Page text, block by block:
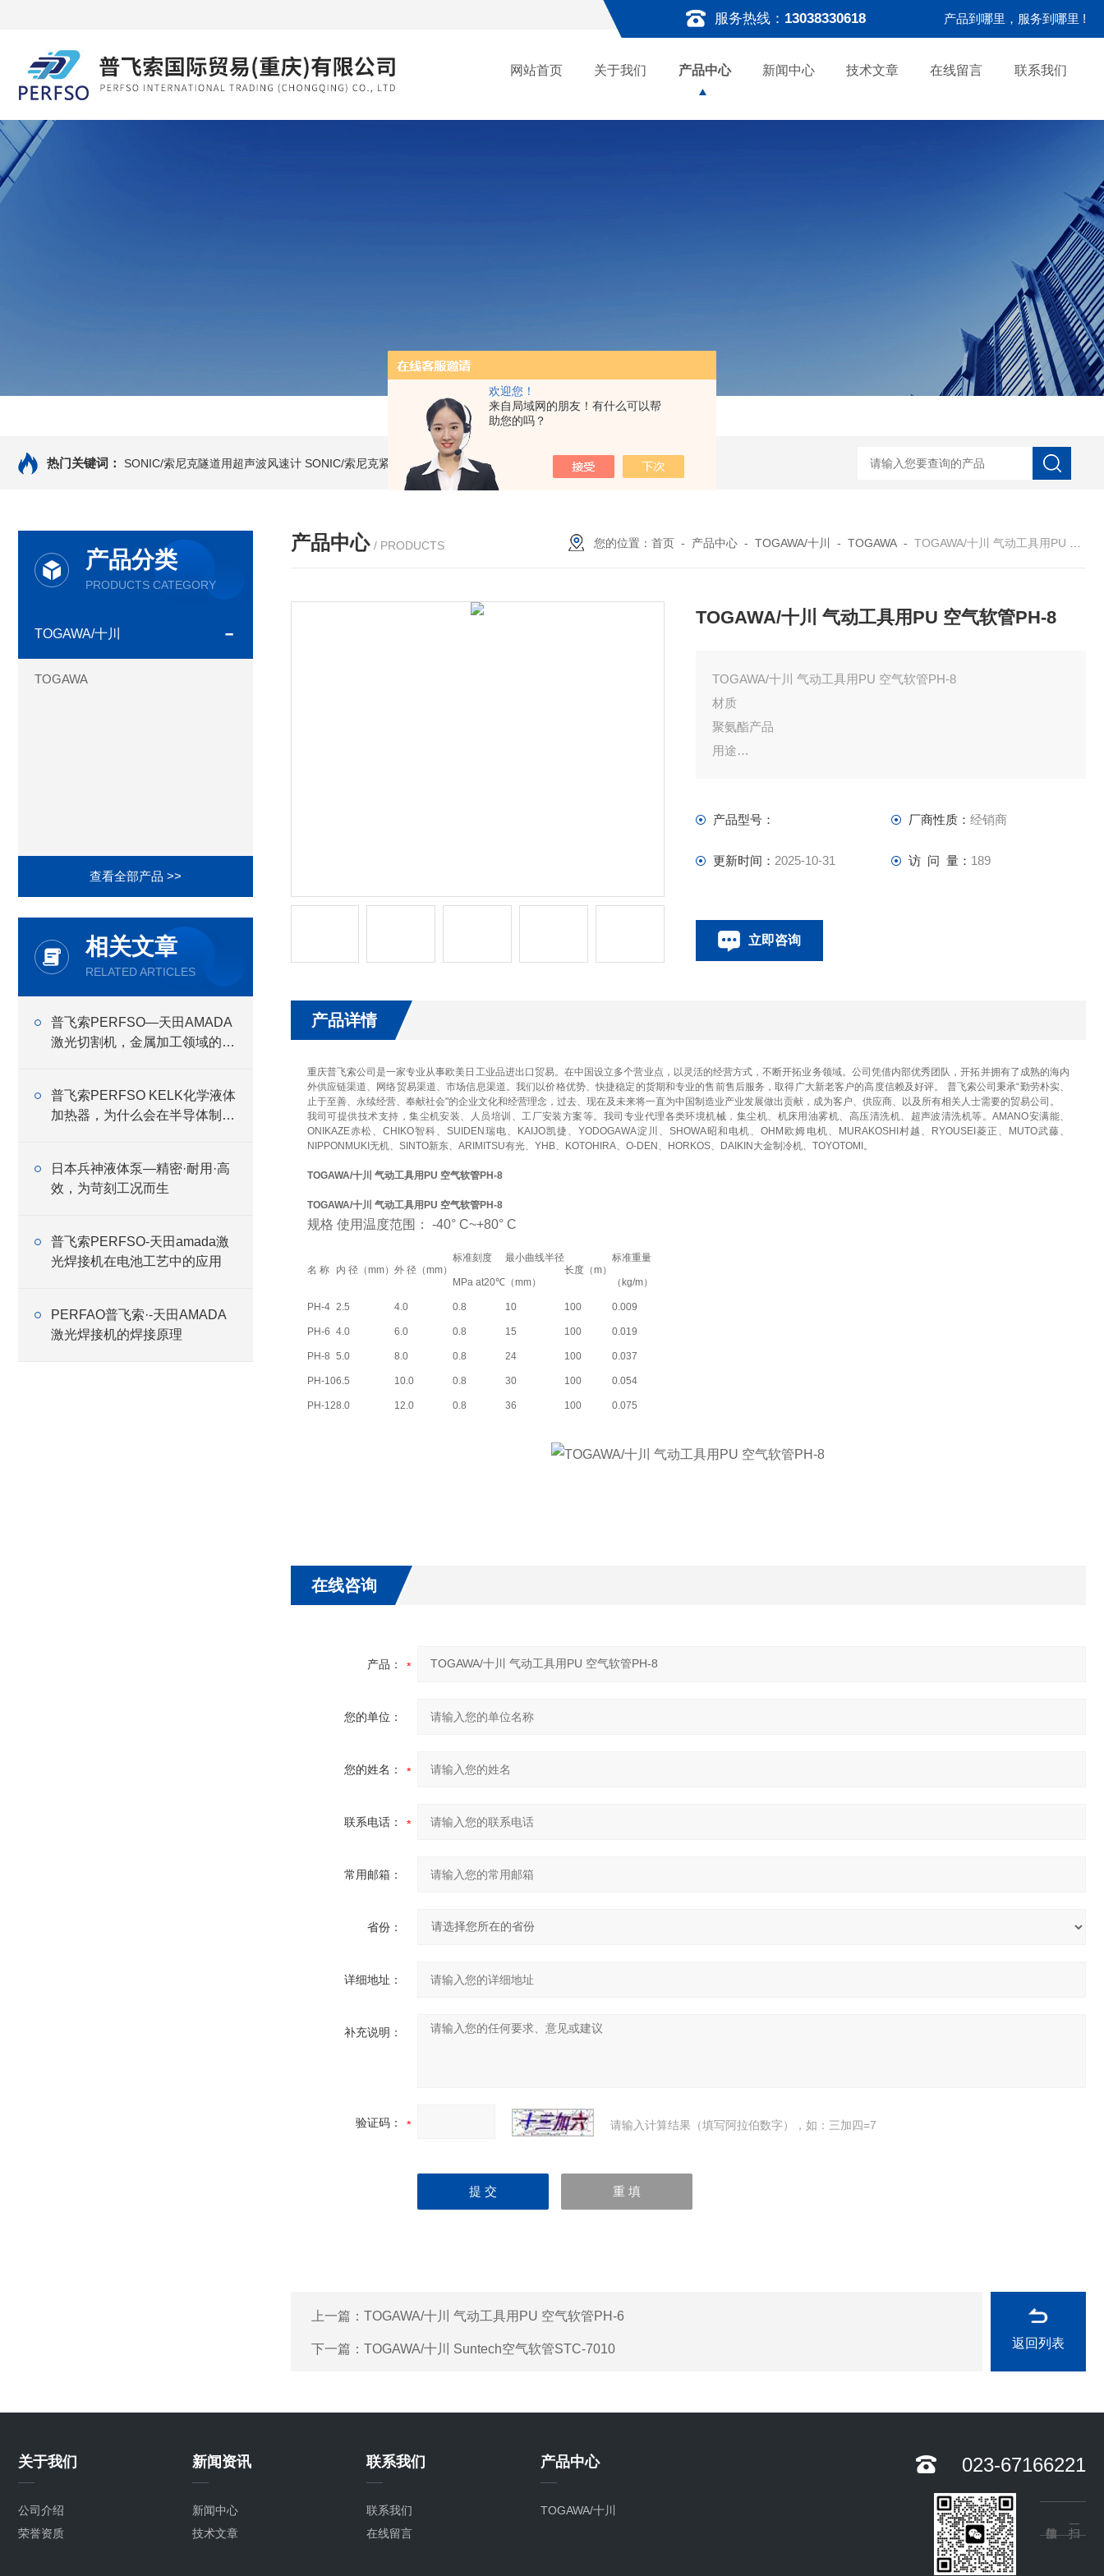
欢迎您！
来自局域网的朋友！有什么可以帮
助您的吗？
服务热线： 13038330618 产品到哪里，服务到哪里 !
网站首页 关于我们 产品中心 新闻中心 技术文章 在线留言 联系我们
热门关键词： SONIC/索尼克隧道用超声波风速计 SONIC/索尼克紧凑型液体流量计 NACG-7-E-O-25日本无机 酸性气体去除化学滤芯 NECS-7-E-B-25日本无机 酸性气体去除化学滤芯 NECS-7-E-A-25日本无
产品分类
PRODUCTS CATEGORY
TOGAWA/十川
TOGAWA
查看全部产品 >>
相关文章
RELATED ARTICLES
普飞索PERFSO—天田AMADA
激光切割机，金属加工领域的设
普飞索PERFSO KELK化学液体
加热器，为什么会在半导体制造
日本兵神液体泵—精密·耐用·高
效，为苛刻工况而生
普飞索PERFSO-天田amada激
光焊接机在电池工艺中的应用
PERFAO普飞索·-天田AMADA
激光焊接机的焊接原理
产品中心 / PRODUCTS 您的位置：首页 - 产品中心 -TOGAWA/十川 -TOGAWA -TOGAWA/十川 气动工具用PU 空气软管PH-8
TOGAWA/十川 气动工具用PU 空气软管PH-8
TOGAWA/十川 气动工具用PU 空气软管PH-8
材质
聚氨酯产品
用途
耐油性优良，适合用于工程内的空气配管。
产品型号： 厂商性质： 经销商
更新时间： 2025-10-31 访 问 量： 189
立即咨询
产品详情
重庆普飞索公司是一家专业从事欧美日工业品进出口贸易。在中国设立多个营业点，以灵活的经营方式，不断开拓业务领域。公司凭借内部优秀团队，开拓并拥有了成熟的海内
外供应链渠道、网络贸易渠道、市场信息渠道。我们以价格优势、快捷稳定的货期和专业的售前售后服务，取得广大新老客户的高度信赖及好评。 普飞索公司秉承“勤劳朴实、
止于至善、永续经营、奉献社会"的企业文化和经营理念，过去、现在及未来将一直为中国制造业产业发展做出贡献，成为客户、供应商、以及所有相关人士需要的贸易公司。
我司可提供技术支持，集尘机安装、人员培训、工厂安装方案等。我司专业代理各类环境机械，集尘机、机床用油雾机、高压清洗机、超声波清洗机等。AMANO安满能、
ONIKAZE赤松、CHIKO智科、SUIDEN瑞电、KAIJO凯捷、YODOGAWA淀川、SHOWA昭和电机、OHM 欧姆电机、MURAKOSHI村越、RYOUSEI菱正、MUTO武藤、
NIPPONMUKI无机、SINTO新东、 ARIMITSU有光、YHB、KOTOHIRA、O-DEN、HORKOS、DAIKIN大金制冷机、TOYOTOMI。
TOGAWA/十川 气动工具用PU 空气软管PH-8
TOGAWA/十川 气动工具用PU 空气软管PH-8
规格 使用温度范围： -40° C~+80° C
名 称 内 径（mm） 外 径（mm）
标准刻度
MPa at20℃
最小曲线半径
（mm）
长度（m）
标准重量
（kg/m）
PH-4 2.5 4.0 0.8 10 100 0.009
PH-6 4.0 6.0 0.8 15 100 0.019
PH-8 5.0 8.0 0.8 24 100 0.037
PH-106.5 10.0 0.8 30 100 0.054
PH-128.0 12.0 0.8 36 100 0.075
在线咨询
产品：
您的单位：
您的姓名：
联系电话：
常用邮箱：
省份：
详细地址：
补充说明：
验证码： 请输入计算结果（填写阿拉伯数字），如：三加四=7
上一篇： TOGAWA/十川 气动工具用PU 空气软管PH-6
下一篇： TOGAWA/十川 Suntech空气软管STC-7010 返回列表
关于我们
公司介绍
荣誉资质
新闻资讯
新闻中心
技术文章
联系我们
联系我们
在线留言
产品中心
TOGAWA/十川
023-67166221